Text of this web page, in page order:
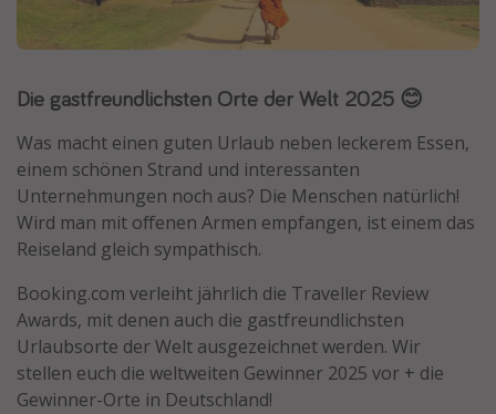
St. Lucia Urlaub
Kefalonia Urlaub
Krabi Urlaub
Tulum Urlaub
Sri Lanka Rundreise
Reisethemen
Alle Reisethemen
Die gastfreundlichsten Orte der Welt 2025 😊
Was macht einen guten Urlaub neben leckerem Essen,
einem schönen Strand und interessanten
Unternehmungen noch aus? Die Menschen natürlich!
Wird man mit offenen Armen empfangen, ist einem das
Reiseland gleich sympathisch.
Booking.com verleiht jährlich die Traveller Review
Awards, mit denen auch die gastfreundlichsten
Urlaubsorte der Welt ausgezeichnet werden. Wir
stellen euch die weltweiten Gewinner 2025 vor + die
Gewinner-Orte in Deutschland!